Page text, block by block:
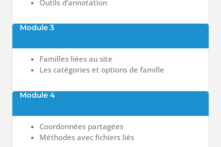
Outils d’annotation
Module 3
Familles liées au site
Les catégories et options de famille
Module 4
Coordonnées partagées
Méthodes avec fichiers liés